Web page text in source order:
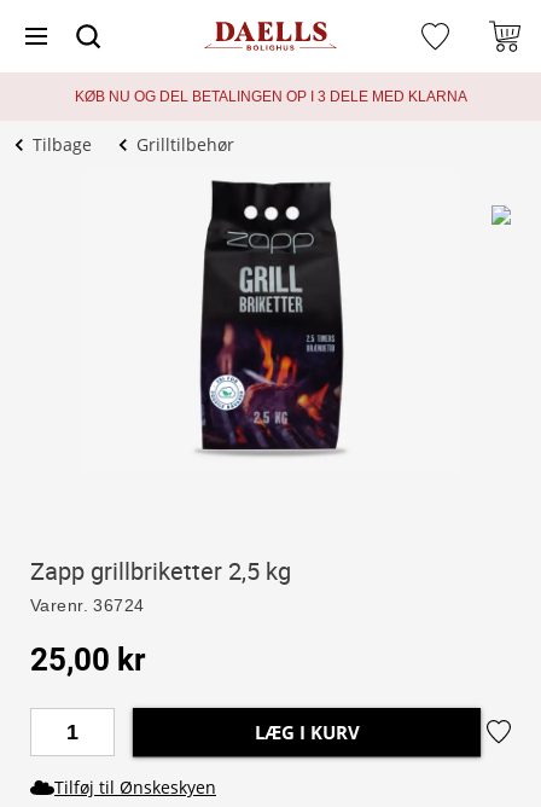
KØB NU OG DEL BETALINGEN OP I 3 DELE MED KLARNA
Tilbage Grilltilbehør
Zapp grillbriketter 2,5 kg
Varenr. 36724
25,00 kr
LÆG I KURV
Tilføj til Ønskeskyen